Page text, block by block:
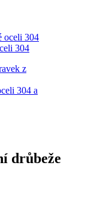
304
304 a
drůbeže